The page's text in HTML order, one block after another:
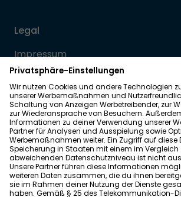
Legal
Impressum
Datenschutz
Allgemeine Geschäftsbedingungen
Barrierefreiheit